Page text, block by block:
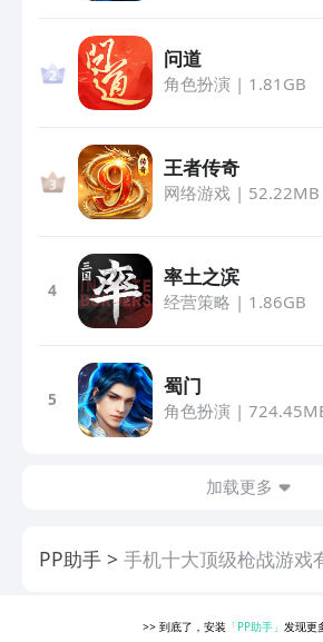
问道
角色扮演 | 1.81GB
王者传奇
网络游戏| 52.22MB
4
率土之滨
经营策略 | 1.86GB
5
蜀门
角色扮演 |
加载更多
PP助手 手机十大顶级枪战游戏
>> 到底了，安装 「PP助手」发现更